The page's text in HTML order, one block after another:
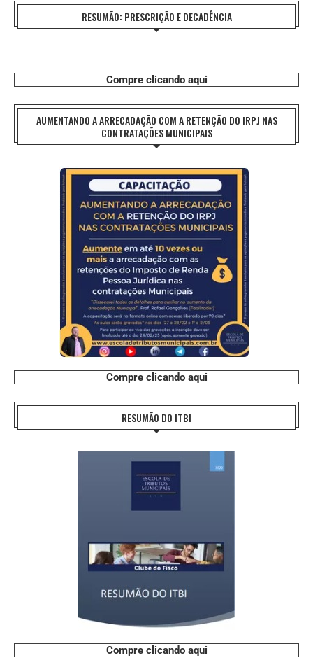
RESUMÃO: PRESCRIÇÃO E DECADÊNCIA
Compre clicando aqui
AUMENTANDO A ARRECADAÇÃO COM A RETENÇÃO DO IRPJ NAS
CONTRATAÇÕES MUNICIPAIS
Compre clicando aqui
RESUMÃO DO ITBI
Compre clicando aqui